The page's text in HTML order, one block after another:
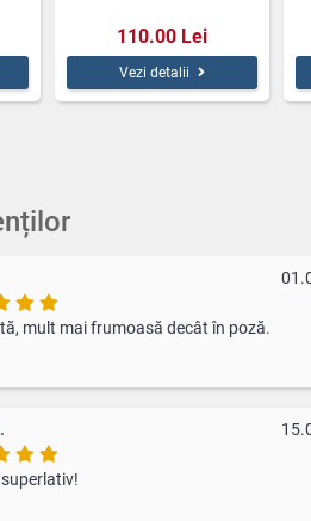
110.00 Lei
Vezi detalii
mult mai frumoasă decât în poză.